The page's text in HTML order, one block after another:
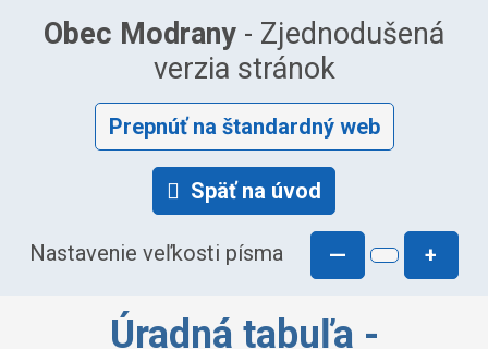
Obec Modrany - Zjednodušená
verzia stránok
Prepnúť na štandardný web
Späť na úvod
Nastavenie veľkosti písma — +
Úradná tabuľa -